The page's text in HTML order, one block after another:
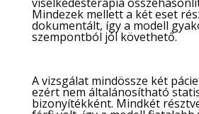
Mindezek mellett a két eset
dokumentált, így a modell
szempontból jól követhető.
A vizsgálat mindössze két
ezért nem általánosítható
bizonyítékként. Mindkét